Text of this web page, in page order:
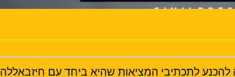
להכנע לתכתיבי המציאות שהיא ביחד עם חיזבאללה